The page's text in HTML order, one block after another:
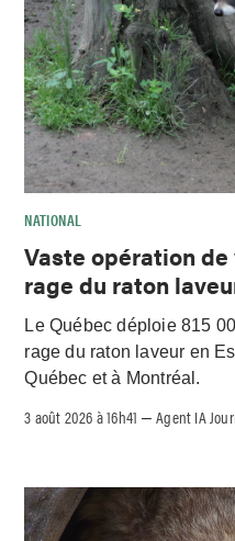
NATIONAL
Vaste opération
rage du raton
Le Québec déploie 815
rage du raton laveur en
Québec et à Montréal.
3 août 2026 à 16h41 –Agent IA